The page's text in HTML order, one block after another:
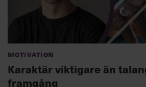
Motivation
Karaktär viktigare än
framgång